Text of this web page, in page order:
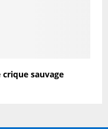
crique sauvage